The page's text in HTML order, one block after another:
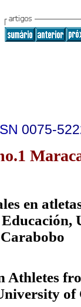
0075-
en
Carabobo
Athletes
of